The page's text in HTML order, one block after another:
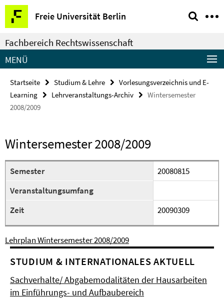
Springe
direkt
zu
Inhalt
Freie Universität Berlin
Service-
Navigation
Fachbereich Rechtswissenschaft
MENÜ
Startseite Studium & Lehre
Vorlesungsverzeichnis und E-
Learning
Lehrveranstaltungs-Archiv
Wintersemester
2008/2009
Wintersemester 2008/2009
Semester
20080815
Veranstaltungsumfang
Zeit
20090309
Lehrplan Wintersemester 2008/2009
STUDIUM & INTERNATIONALES AKTUELL
Sachverhalte/ Abgabemodalitäten der Hausarbeiten
im Einführungs- und Aufbaubereich